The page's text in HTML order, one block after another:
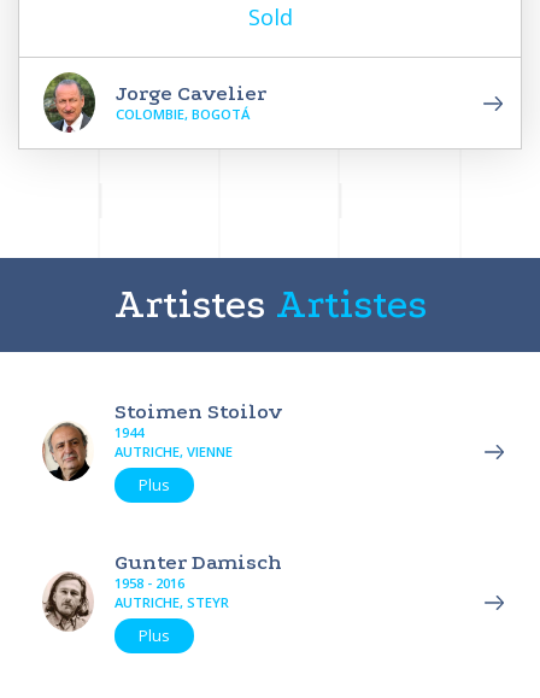
Sold
Jorge Cavelier
COLOMBIE, BOGOTÁ
Artistes Artistes
Stoimen Stoilov
1944
AUTRICHE, VIENNE
Plus
Gunter Damisch
1958 - 2016
AUTRICHE, STEYR
Plus